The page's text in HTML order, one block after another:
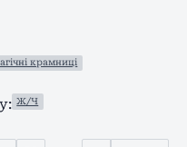
крамниці
Ж/Ч